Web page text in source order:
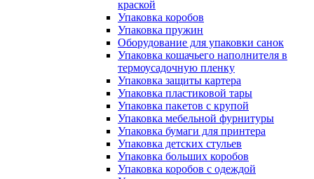
краской
Упаковка коробов
Упаковка пружин
Оборудование для упаковки санок
Упаковка кошачьего наполнителя в
термоусадочную пленку
Упаковка защиты картера
Упаковка пластиковой тары
Упаковка пакетов с крупой
Упаковка мебельной фурнитуры
Упаковка бумаги для принтера
Упаковка детских стульев
Упаковка больших коробов
Упаковка коробов с одеждой